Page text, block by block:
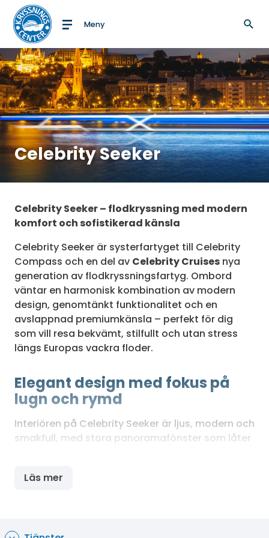
Till startsidan
Meny
Celebrity Seeker
Celebrity Seeker– flodkryssning med modern
komfort och sofistikerad känsla
Celebrity Seeker är systerfartyget till Celebrity
Compass och en del av Celebrity Cruises nya
generation av flodkryssningsfartyg. Ombord
väntar en harmonisk kombination av modern
design, genomtänkt funktionalitet och en
avslappnad premiumkänsla – perfekt för dig
som vill resa bekvämt, stilfullt och utan stress
längs Europas vackra floder.
Elegant design med fokus på
lugn och rymd
Interiören på Celebrity Seeker är ljus, modern och
smakfull, med stora panoramafönster som låter
utvalda och atmosfären genomgående lugn och
Läs mer